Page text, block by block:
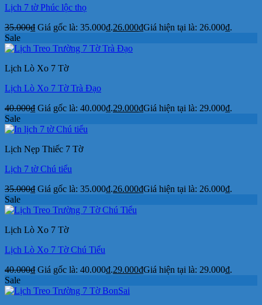
Lịch 7 tờ Phúc lộc thọ
35.000₫ Giá gốc là: 35.000₫.26.000₫Giá hiện tại là: 26.000₫.
Sale
Lịch Lò Xo 7 Tờ
Lịch Lò Xo 7 Tờ Trà Đạo
40.000₫ Giá gốc là: 40.000₫.29.000₫Giá hiện tại là: 29.000₫.
Sale
Lịch Nẹp Thiếc 7 Tờ
Lịch 7 tờ Chú tiểu
35.000₫ Giá gốc là: 35.000₫.26.000₫Giá hiện tại là: 26.000₫.
Sale
Lịch Lò Xo 7 Tờ
Lịch Lò Xo 7 Tờ Chú Tiểu
40.000₫ Giá gốc là: 40.000₫.29.000₫Giá hiện tại là: 29.000₫.
Sale